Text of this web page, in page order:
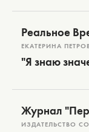
Реальное
ЕКАТЕРИНА
"Я знаю
Журнал
ИЗДАТЕЛЬСТВО